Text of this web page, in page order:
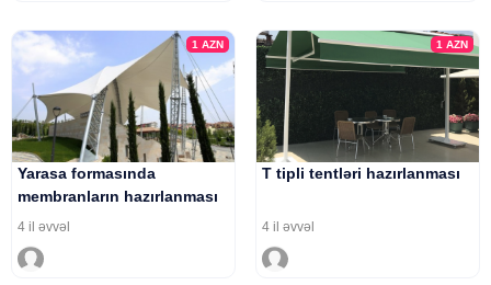
1AZN
Yarasa formasında
membranların hazırlanması
4 il əvvəl
1 AZN
T tipli tentləri hazırlanması
4 il əvvəl